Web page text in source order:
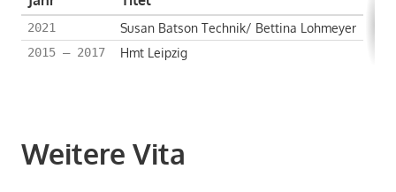
2021 Susan Batson Technik/ Bettina Lohmeyer
2015 – 2017 Hmt Leipzig
Weitere Vita